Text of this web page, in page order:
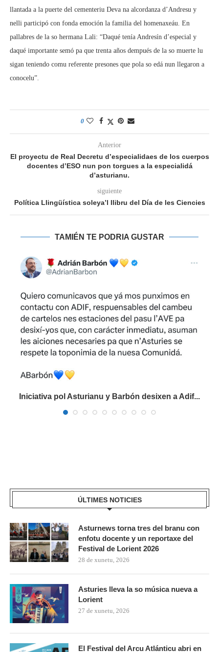
llantada a la puerte del cementeriu Deva na alcordanza d’Andresu y
nelli participó con fonda emoción la familia del homenaxeáu. En
pallabres de la so hermana Lali: “Daqué tenía Andresín d’especial y
daqué importante semó pa que trenta años dempués de la so muerte lu
sigan teniendo comu referente presones que pola so edá nun llegaron a
conocelu”.
0
Anterior
El proyectu de Real Decretu d’especialidaes de los cuerpos
docentes d’ESO nun pon torgues a la especialidá
d’asturianu.
siguiente
Política Llingüística soleya’l llibru del Día de les Ciencies
TAMIÉN TE PODRIA GUSTAR
Iniciativa pol Asturianu y Barbón desixen a Adif...
ÚLTIMES NOTICIES
Asturnews torna tres del branu con
enfotu docente y un reportaxe del
Festival de Lorient 2026
28 de xunetu, 2026
Asturies lleva la so música nueva a
Lorient
27 de xunetu, 2026
El Festival del Arcu Atlánticu abri en